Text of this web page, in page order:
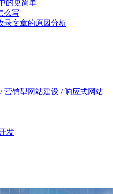
的更简单
么写
录文章的原因分析
营销型网站建设 / 响应式网站
发